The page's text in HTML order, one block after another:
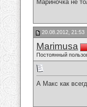
Мариночка не
20.08.2012, 21:53
Marimusa
Постоянный
А Макс как